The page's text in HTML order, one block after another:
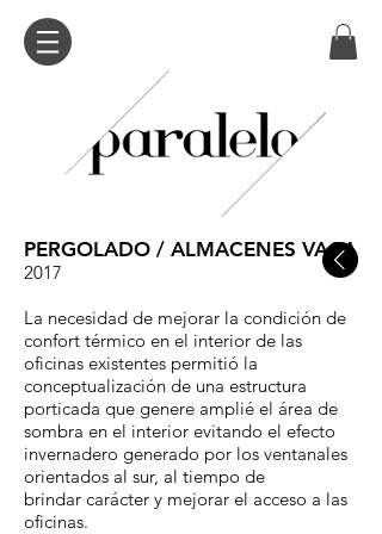
PERGOLADO / ALMACENES VACA
2017
La necesidad de mejorar la condición de
confort térmico en el interior de las
oficinas existentes permitió la
conceptualización de una estructura
porticada que genere amplié el área de
sombra en el interior evitando el efecto
invernadero generado por los ventanales
orientados al sur, al tiempo de
brindar carácter y mejorar el acceso a las
oficinas.